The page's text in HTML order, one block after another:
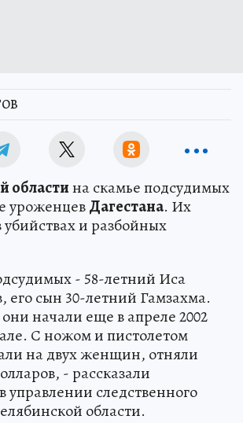
областина скамье подсудимых
уроженцевДагестана. Их
убийствах и разбойных
- 58-летний Иса
его сын 30-летний Гамзахма.
начали еще в апреле 2002
С ножом и пистолетом
на двух женщин, отняли
- рассказали
управлении следственного
области.